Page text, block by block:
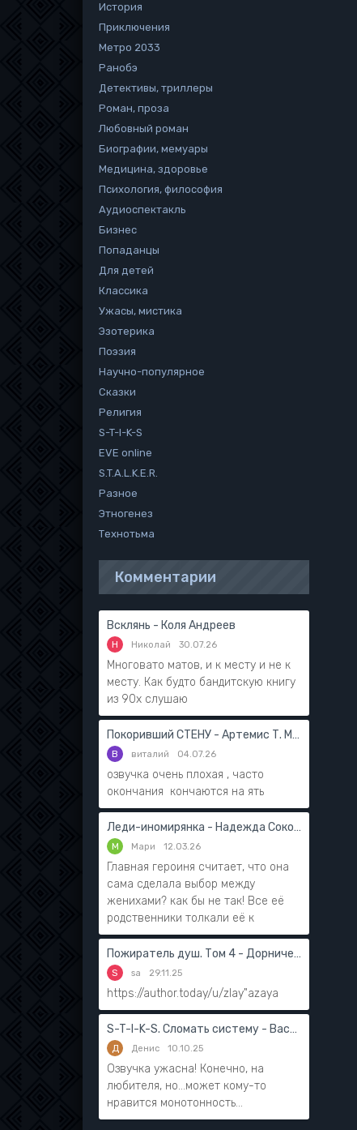
История
Приключения
Метро 2033
Ранобэ
Детективы, триллеры
Роман, проза
Любовный роман
Биографии, мемуары
Медицина, здоровье
Психология, философия
Аудиоспектакль
Бизнес
Попаданцы
Для детей
Классика
Ужасы, мистика
Эзотерика
Поэзия
Научно-популярное
Сказки
Религия
S-T-I-K-S
EVE online
S.T.A.L.K.E.R.
Разное
Этногенез
Технотьма
Комментарии
Всклянь - Коля Андреев
Н Николай 30.07.26
Многовато матов, и к месту и не к
месту. Как будто бандитскую книгу
из 90х слушаю
Покоривший СТЕНУ - Артемис Т. Мантикор
В виталий 04.07.26
озвучка очень плохая , часто
окончания кончаются на ять
Леди-иномирянка - Надежда Соколова
М Мари 12.03.26
Главная героиня считает, что она
сама сделала выбор между
женихами? как бы не так! Все её
родственники толкали её к
Пожиратель душ. Том 4 - Дорничев Дмитрий
S sa 29.11.25
https://author.today/u/zlay"azaya
S-T-I-K-S. Сломать систему - Василий Мушинский
Д Денис 10.10.25
Озвучка ужасна! Конечно, на
любителя, но...может кому-то
нравится монотонность...